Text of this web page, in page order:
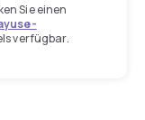
Sie einen
verfügbar.